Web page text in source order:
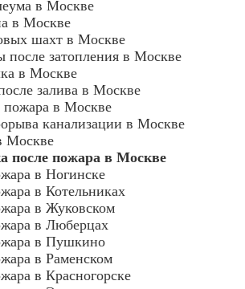
в Москве
в Москве
шахт в Москве
после затопления в Москве
в Москве
залива в Москве
в Москве
канализации в Москве
Москве
после пожара в Москве
в Ногинске
в Котельниках
в Жуковском
в Люберцах
в Пушкино
в Раменском
в Красногорске